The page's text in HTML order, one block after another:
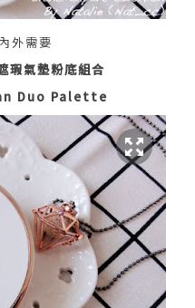
外需要
瑕氣墊粉底組合
Duo Palette